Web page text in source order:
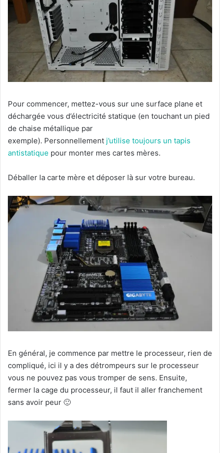
Pour commencer, mettez-vous sur une surface plane et
déchargée vous d’électricité statique (en touchant un pied
de chaise métallique par
exemple). Personnellement j’utilise toujours un tapis
antistatique pour monter mes cartes mères.
Déballer la carte mère et déposer là sur votre bureau.
En général, je commence par mettre le processeur, rien de
compliqué, ici il y a des détrompeurs sur le processeur
vous ne pouvez pas vous tromper de sens. Ensuite,
fermer la cage du processeur, il faut il aller franchement
sans avoir peur 🙂